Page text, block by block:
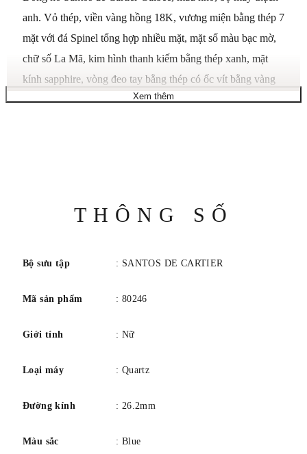
anh. Vỏ thép, viền vàng hồng 18K, vương miện bằng thép 7
mặt với đá Spinel tổng hợp nhiều mặt, mặt số màu bạc mờ,
chữ số La Mã, kim hình thanh kiếm bằng thép xanh, mặt
kính sapphire, vòng đeo tay bằng thép có ốc vít bằng vàng
hồng 18K. Kích thước vỏ: 34,8 mm x 26,2 mm, độ dày: 6
Thép không gỉ & Vàng Vàng
Quay số màu
Bạc
Viền
Không thấm nước 30m/100ft.
Màu sắc/Hoàn thiện Đã chải
Sự chuyển động Thạch anh
Xem thêm
THÔNG SỐ
Bộ sưu tập : SANTOS DE CARTIER
Mã sản phẩm : 80246
Giới tính : Nữ
Loại máy : Quartz
Đường kính : 26.2mm
Màu sắc : Blue